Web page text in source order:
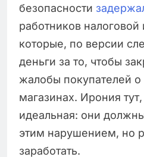
безопасности
работников налоговой
которые, по версии
деньги за то, чтобы
жалобы покупателей
магазинах. Ирония
идеальная: они
этим нарушением, но
заработать.